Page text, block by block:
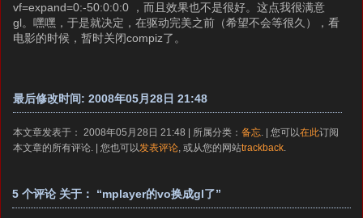
vf=expand=0:-50:0:0:0 ，而且效果也不是很好。这点我很满意
gl。嘿嘿，于是就决定，在驱动完美之前（希望不会等很久），看
电影的时候，暂时关闭compiz了。
最后修改时间: 2008年05月28日 21:48
本文章发表于： 2008年05月28日 21:48 | 所属分类：备忘 . | 您可以在此订阅
本文章的所有评论. | 您也可以 发表评论 , 或从您的网站trackback
5 个评论 关于： “mplayer的vo换成gl了”